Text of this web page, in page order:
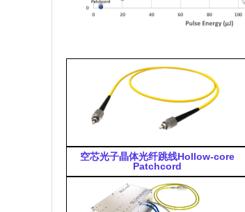
空芯光子晶体光纤跳线Hollow-core
Patchcord